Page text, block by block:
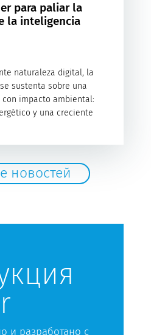
para paliar la
la inteligencia
naturaleza digital, la
sustenta sobre una
impacto ambiental:
y una creciente
новостей
и разработано с